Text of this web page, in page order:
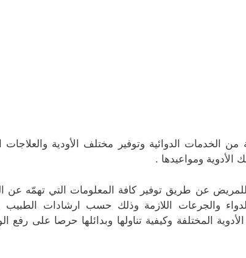
الخدمات الدوائية وتوفير مختلف الأودية والعلاجات
الأدوية ومواعيدها .
عن طريق توفير كافة المعلومات التي تهمّه عن
والجرعات اللازمة وذلك حسب ارشادات الطبيب
المختلفة وكيفية تناولها وبدائلها حرصا على